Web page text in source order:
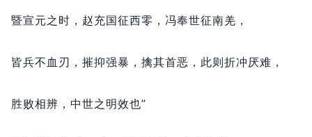
暨宣元之时， 赵充国征西零， 冯奉世征南羌，
皆兵不血刃， 摧抑强暴， 擒其首恶， 此则折冲厌难，
胜败相辨， 中世之明效也”